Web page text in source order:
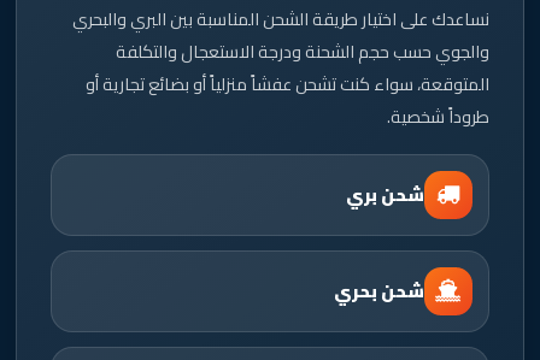
نساعدك على اختيار طريقة الشحن المناسبة بين البري والبحري
والجوي حسب حجم الشحنة ودرجة الاستعجال والتكلفة
المتوقعة، سواء كنت تشحن عفشاً منزلياً أو بضائع تجارية أو
طروداً شخصية.
شحن بري
شحن بحري